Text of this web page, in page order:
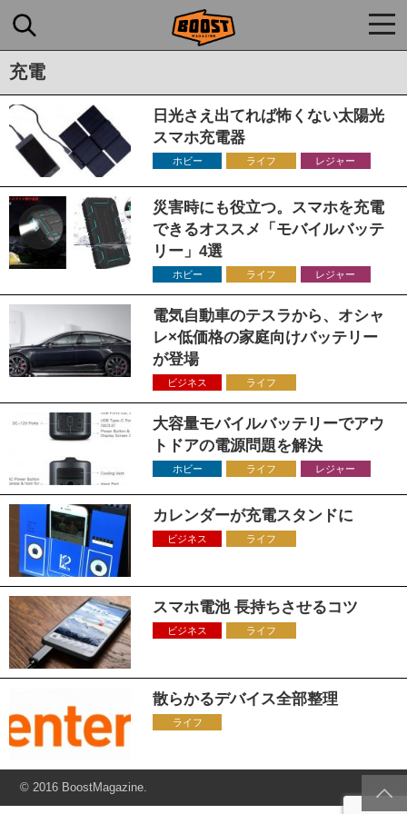
充電
日光さえ出てれば怖くない太陽光
スマホ充電器
ホビー ライフ レジャー
災害時にも役立つ。スマホを充電
できるオススメ「モバイルバッテ
リー」4選
ホビー ライフ レジャー
電気自動車のテスラから、オシャ
レ×低価格の家庭向けバッテリー
が登場
ビジネス ライフ
大容量モバイルバッテリーでアウ
トドアの電源問題を解決
ホビー ライフ レジャー
カレンダーが充電スタンドに
ビジネス ライフ
スマホ電池 長持ちさせるコツ
ビジネス ライフ
散らかるデバイス全部整理
ライフ
© 2016 BoostMagazine.